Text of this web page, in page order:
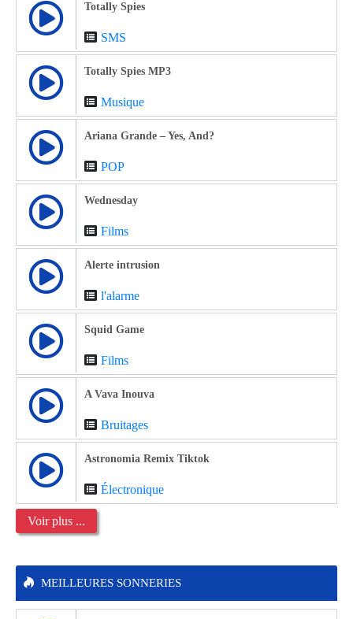
Totally Spies
SMS
Totally Spies MP3
Musique
Ariana Grande – Yes, And?
POP
Wednesday
Films
Alerte intrusion
l'alarme
Squid Game
Films
A Vava Inouva
Bruitages
Astronomia Remix Tiktok
Électronique
Voir plus ...
MEILLEURES SONNERIES